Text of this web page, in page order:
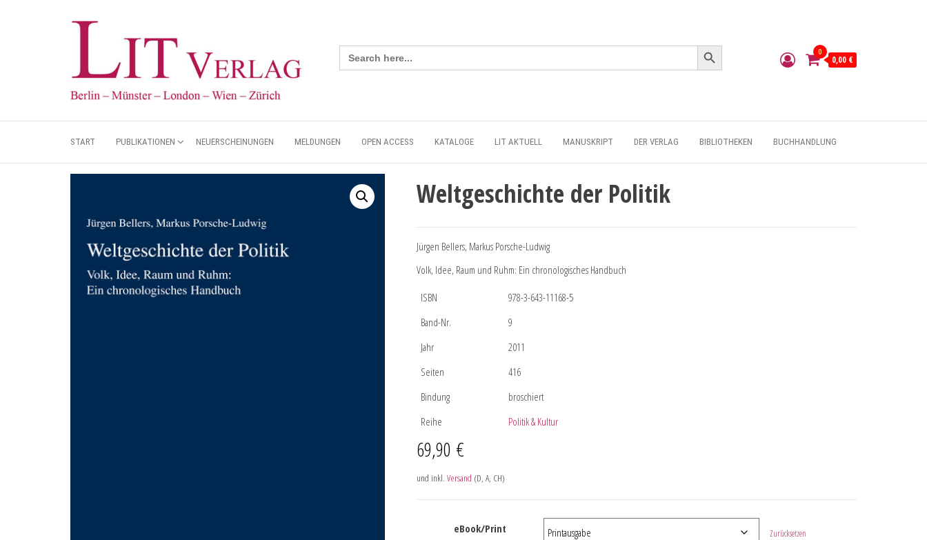
Search
for:
Search Button
0
0,00 €
START PUBLIKATIONEN NEUERSCHEINUNGEN MELDUNGEN OPEN ACCESS KATALOGE LIT AKTUELL MANUSKRIPT DER VERLAG BIBLIOTHEKEN BUCHHANDLUNG
Weltgeschichte der Politik
Jürgen Bellers, Markus Porsche-Ludwig
Volk, Idee, Raum und Ruhm: Ein chronologisches Handbuch
ISBN
978-3-643-11168-5
Band-Nr.
9
Jahr
2011
Seiten
416
Bindung
broschiert
Reihe
Politik & Kultur
69,90 €
und inkl. Versand (D, A, CH)
eBook/Print Zurücksetzen